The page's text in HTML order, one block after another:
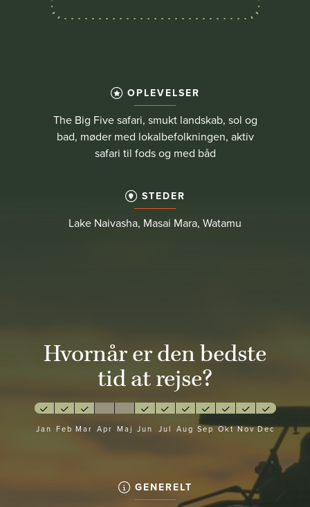
OPLEVELSER
The Big Five safari, smukt landskab, sol og
bad, møder med lokalbefolkningen, aktiv
safari til fods og med båd
STEDER
Lake Naivasha, Masai Mara, Watamu
Hvornår er den bedste
tid at rejse?
Jan Feb Mar Apr Maj Jun Jul Aug Sep Okt Nov Dec
GENERELT